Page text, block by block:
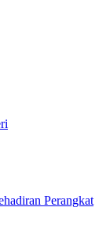
Persiapan
2023
Keamanan
Perangkat